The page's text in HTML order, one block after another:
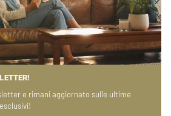
e rimani aggiornato sulle ultime